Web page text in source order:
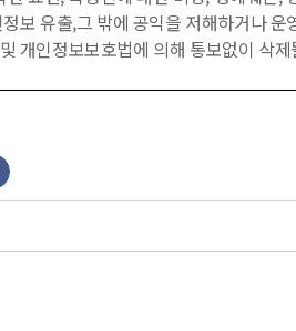
보 유출,그 밖에 공익을 저해하거나 운
개인정보보호법에 의해 통보없이 삭